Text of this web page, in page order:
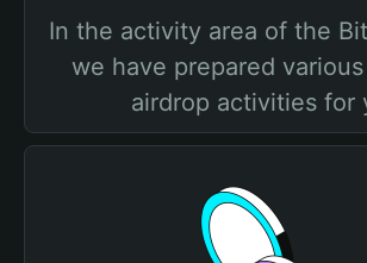
In the activity area of the
we have prepared
airdrop activities for